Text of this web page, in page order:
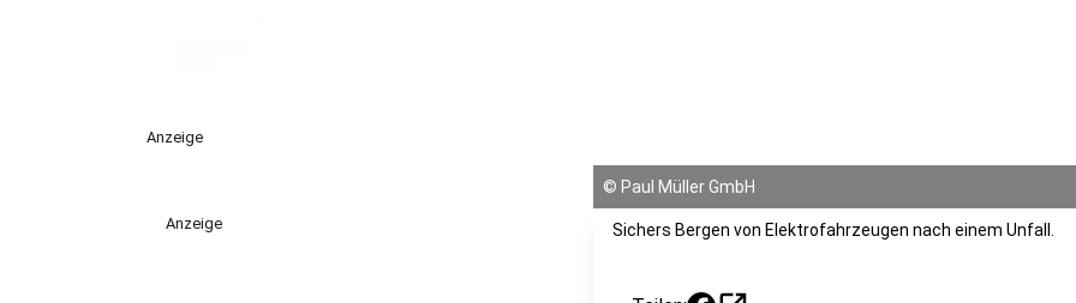
Anzeige
Anzeige
© Paul Müller GmbH
Sichers Bergen von Elektrofahrzeugen nach einem Unfall.